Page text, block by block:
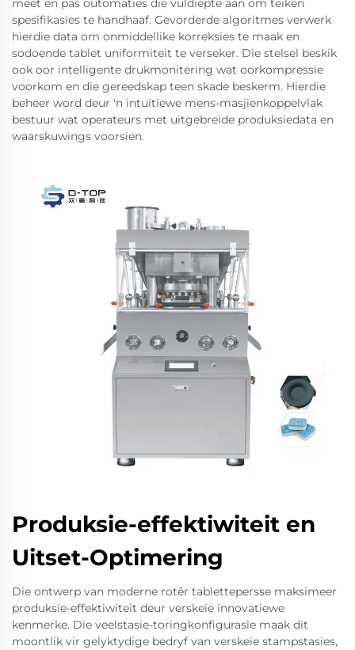
meet en pas outomaties die vuldiepte aan om teiken
spesifikasies te handhaaf. Gevorderde algoritmes verwerk
hierdie data om onmiddellike korreksies te maak en
sodoende tablet uniformiteit te verseker. Die stelsel beskik
ook oor intelligente drukmonitering wat oorkompressie
voorkom en die gereedskap teen skade beskerm. Hierdie
beheer word deur 'n intuïtiewe mens-masjienkoppelvlak
bestuur wat operateurs met uitgebreide produksiedata en
waarskuwings voorsien.
Produksie-effektiwiteit en
Uitset-Optimering
Die ontwerp van moderne rotêr tablettepersse maksimeer
produksie-effektiwiteit deur verskeie innovatiewe
kenmerke. Die veelstasie-toringkonfigurasie maak dit
moontlik vir gelyktydige bedryf van verskeie stampstasies,